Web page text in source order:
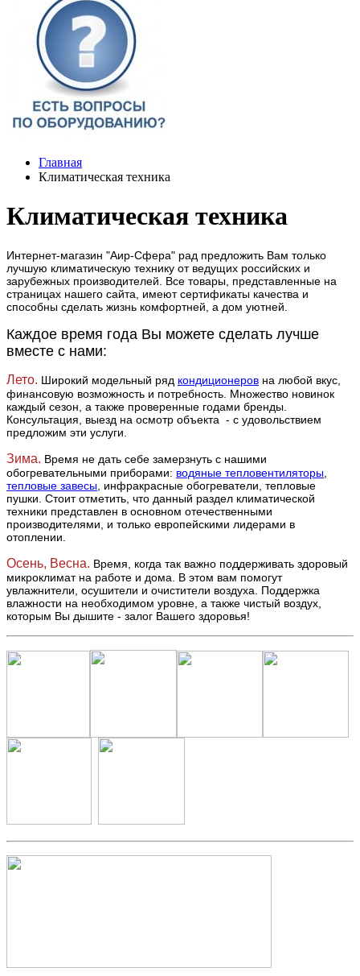
Главная
Климатическая техника
Климатическая техника
Интернет-магазин "Аир-Сфера" рад предложить Вам только
лучшую климатическую технику от ведущих российских и
зарубежных производителей. Все товары, представленные на
страницах нашего сайта, имеют сертификаты качества и
способны сделать жизнь комфортней, а дом уютней.
Каждое время года Вы можете сделать лучше
вместе с нами:
Лето. Широкий модельный ряд кондиционеров на любой вкус,
финансовую возможность и потребность. Множество новинок
каждый сезон, а также проверенные годами бренды.
Консультация, выезд на осмотр объекта - с удовольствием
предложим эти услуги.
Зима. Время не дать себе замерзнуть с нашими
обогревательными приборами: водяные тепловентиляторы
тепловые завесы , инфракрасные обогреватели, тепловые
пушки. Стоит отметить, что данный раздел климатической
техники представлен в основном отечественными
производителями, и только европейскими лидерами в
отоплении.
Осень, Весна. Время, когда так важно поддерживать здоровый
микроклимат на работе и дома. В этом вам помогут
увлажнители, осушители и очистители воздуха. Поддержка
влажности на необходимом уровне, а также чистый воздух,
которым Вы дышите - залог Вашего здоровья!